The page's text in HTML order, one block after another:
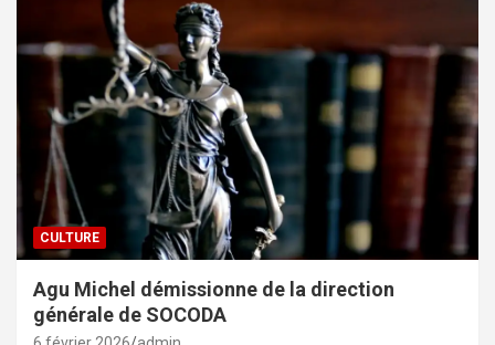
CULTURE
Agu Michel démissionne de la direction
générale de SOCODA